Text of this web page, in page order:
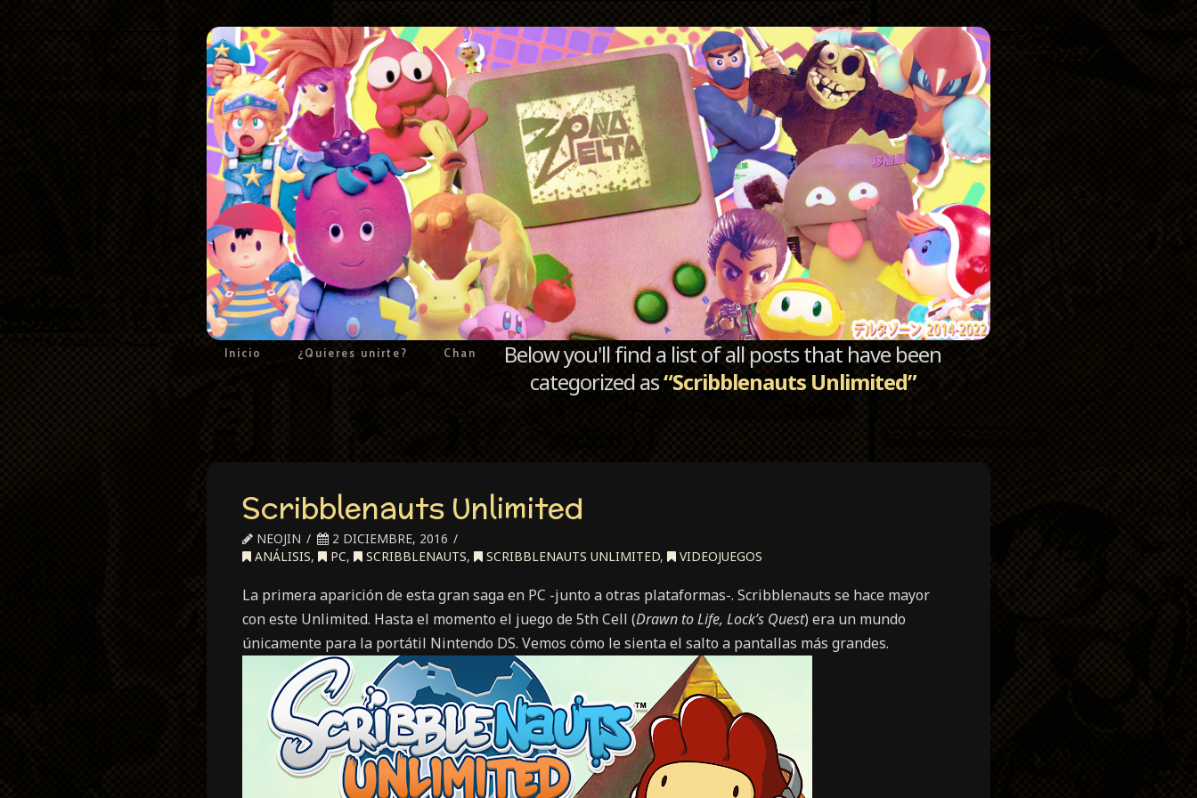
Inicio ¿Quieres unirte? Chan
Below you'll find a list of all posts that have been
categorized as“Scribblenauts Unlimited”
Scribblenauts Unlimited
NEOJIN
2 DICIEMBRE, 2016
ANÁLISIS, PC, SCRIBBLENAUTS, SCRIBBLENAUTS UNLIMITED, VIDEOJUEGOS
La primera aparición de esta gran saga en PC -junto a otras plataformas-. Scribblenauts se hace mayor
con este Unlimited. Hasta el momento el juego de 5th Cell (Drawn to Life, Lock’s Quest) era un mundo
únicamente para la portátil Nintendo DS. Vemos cómo le sienta el salto a pantallas más grandes.